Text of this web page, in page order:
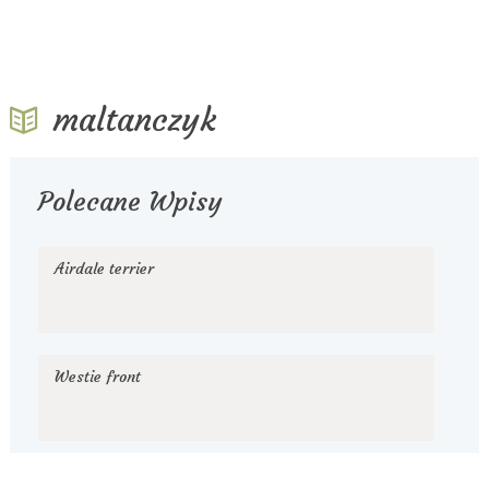
maltanczyk
Polecane Wpisy
Airdale terrier
Westie front